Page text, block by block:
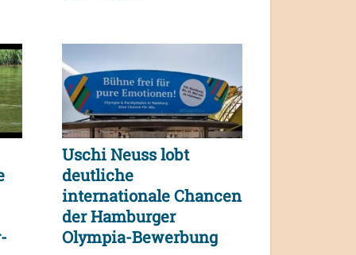
Uschi Neuss lobt
deutliche
internationale Chancen
der Hamburger
Olympia-Bewerbung